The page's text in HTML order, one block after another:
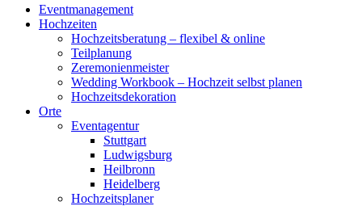
Close
Menu
Eventmanagement
Hochzeiten
Hochzeitsberatung – flexibel & online
Teilplanung
Zeremonienmeister
Wedding Workbook – Hochzeit selbst planen
Hochzeitsdekoration
Orte
Eventagentur
Stuttgart
Ludwigsburg
Heilbronn
Heidelberg
Hochzeitsplaner